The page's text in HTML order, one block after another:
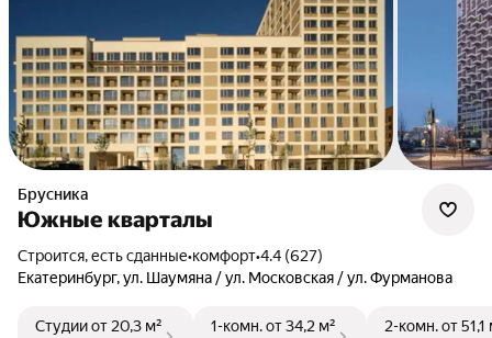
Брусника
Южные кварталы
Строится, есть сданные•комфорт•4.4 (627)
Екатеринбург, ул. Шаумяна / ул. Московская / ул. Фурманова
Студииот 20,3 м²
1-комн.от 34,2 м²
2-комн.от 51,1